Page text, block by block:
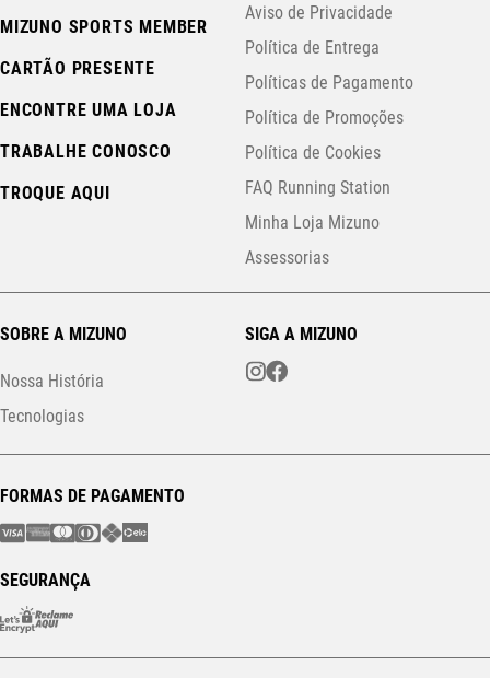
MIZUNO SPORTS MEMBER
CARTÃO PRESENTE
ENCONTRE UMA LOJA
TRABALHE CONOSCO
TROQUE AQUI
Aviso de Privacidade
Política de Entrega
Políticas de Pagamento
Política de Promoções
Política de Cookies
FAQ Running Station
Minha Loja Mizuno
Assessorias
SOBRE A MIZUNO
Nossa História
Tecnologias
SIGA A MIZUNO
FORMAS DE PAGAMENTO
SEGURANÇA